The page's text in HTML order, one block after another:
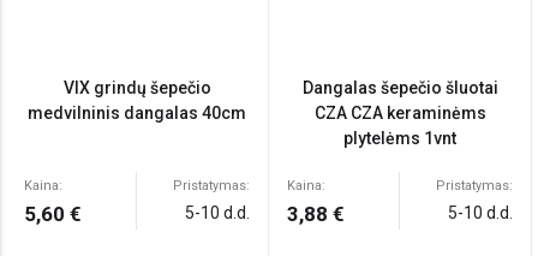
VIX grindų šepečio
medvilninis dangalas 40cm
Kaina:
5,60 €
Pristatymas:
5-10 d.d.
Dangalas šepečio šluotai
CZA CZA keraminėms
plytelėms 1vnt
Kaina:
3,88 €
Pristatymas:
5-10 d.d.